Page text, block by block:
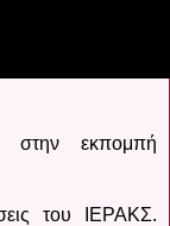
στην εκπομπή
του ΙΕΡΑΚΣ.